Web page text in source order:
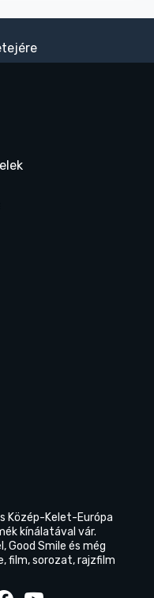
Közép-Kelet-Európa
kínálatával vár.
Good Smile és még
film, sorozat, rajzfilm